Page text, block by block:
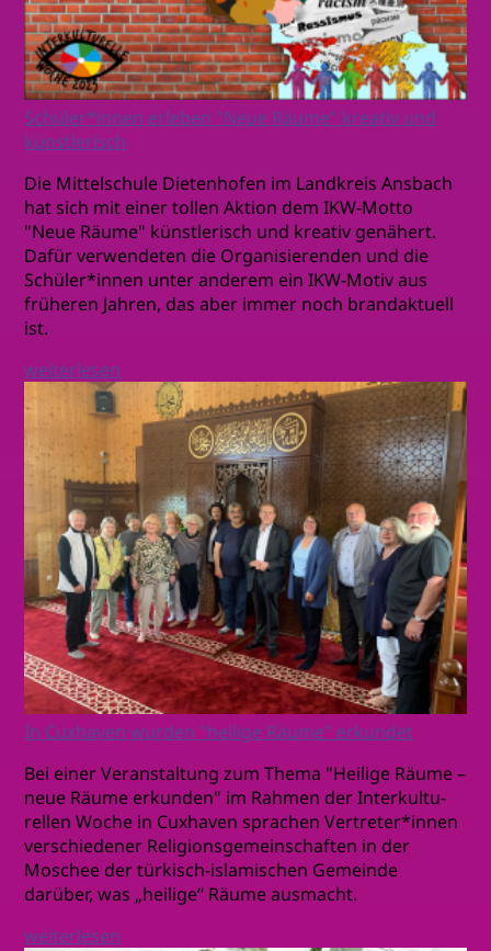
Schüler*innen erleben "Neue Räume" kreativ und
künstlerisch
Die Mittelschule Dietenhofen im Landkreis Ansbach
hat sich mit einer tollen Aktion dem IKW-Motto
"Neue Räume" künstlerisch und kreativ genähert.
Dafür verwendeten die Organisierenden und die
Schüler*innen unter anderem ein IKW-Motiv aus
früheren Jahren, das aber immer noch brandaktuell
ist.
weiterlesen
In Cuxhaven wurden "heilige Räume" erkundet
Bei einer Veranstaltung zum Thema "Heilige Räume –
neue Räume erkunden" im Rahmen der Interkultu-
rellen Woche in Cuxhaven sprachen Vertreter*innen
verschiedener Religionsgemeinschaften in der
Moschee der türkisch-islamischen Gemeinde
darüber, was „heilige“ Räume ausmacht.
weiterlesen